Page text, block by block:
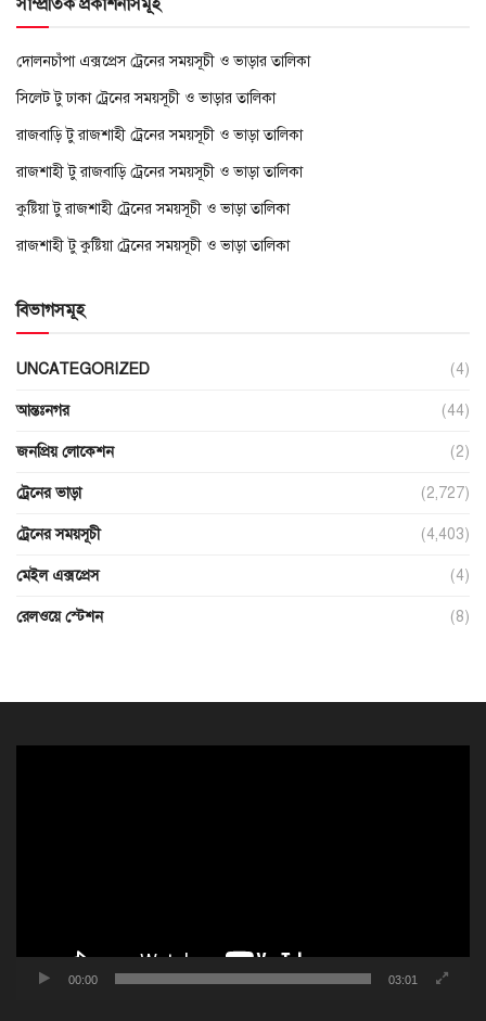
দোলনচাঁপা এক্সপ্রেস ট্রেনের সময়সূচী ও ভাড়ার তালিকা
সিলেট টু ঢাকা ট্রেনের সময়সূচী ও ভাড়ার তালিকা
রাজবাড়ি টু রাজশাহী ট্রেনের সময়সূচী ও ভাড়া তালিকা
রাজশাহী টু রাজবাড়ি ট্রেনের সময়সূচী ও ভাড়া তালিকা
কুষ্টিয়া টু রাজশাহী ট্রেনের সময়সূচী ও ভাড়া তালিকা
রাজশাহী টু কুষ্টিয়া ট্রেনের সময়সূচী ও ভাড়া তালিকা
বিভাগসমূহ
UNCATEGORIZED (4)
আন্তঃনগর (44)
জনপ্রিয় লোকেশন (2)
ট্রেনের ভাড়া (2,727)
ট্রেনের সময়সূচী (4,403)
মেইল এক্সপ্রেস (4)
রেলওয়ে স্টেশন (8)
00:00 03:01